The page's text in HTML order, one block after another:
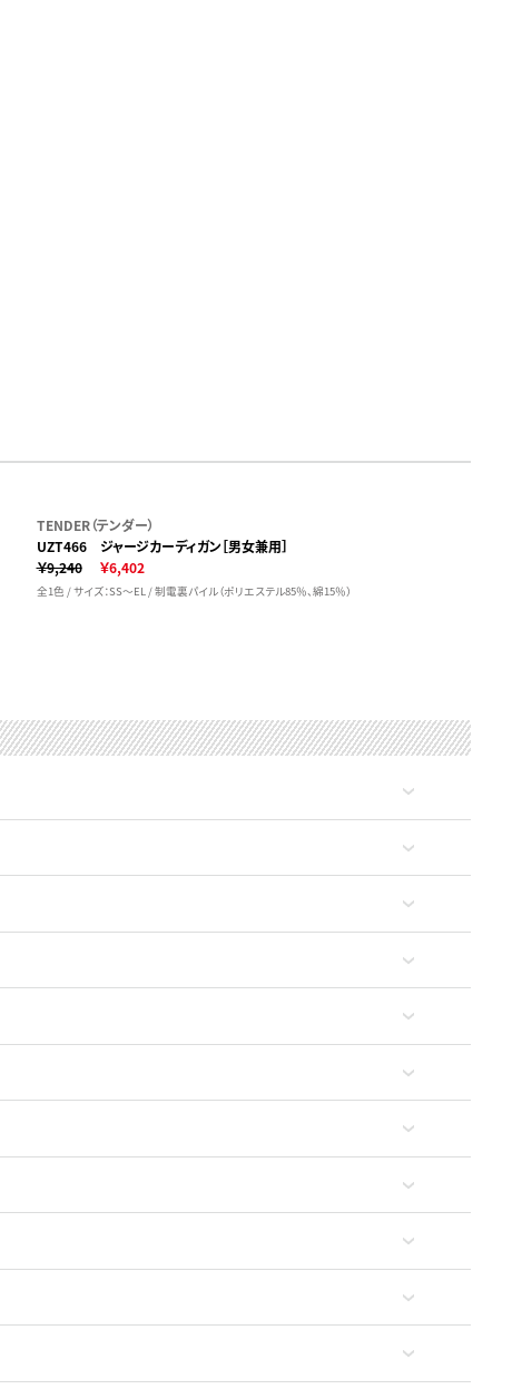
TENDER（テンダー）
UZT466 ジャージカーディガン［男女兼用］
￥9,240
￥6,402
全1色 / サイズ：SS～EL / 制電裏パイル（ポリエステル85％、綿15％）